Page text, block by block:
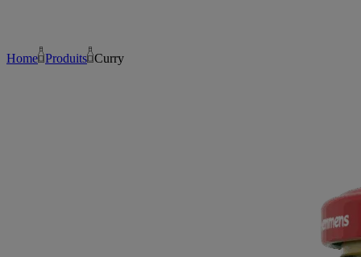
Home Produits Curry